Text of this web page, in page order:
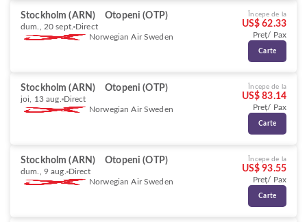
Stockholm (ARN) Otopeni (OTP)
dum., 20 sept. Direct
Norwegian Air Sweden
Începe de la
US$ 62.33
Preț/ Pax
Carte
Stockholm (ARN) Otopeni (OTP)
joi, 13 aug. Direct
Norwegian Air Sweden
Începe de la
US$ 83.14
Preț/ Pax
Carte
Stockholm (ARN) Otopeni (OTP)
dum., 9 aug. Direct
Norwegian Air Sweden
Începe de la
US$ 93.55
Preț/ Pax
Carte